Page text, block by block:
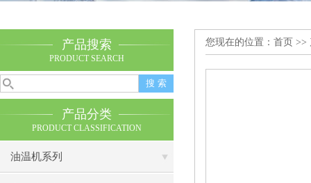
产品搜索
PRODUCT SEARCH
产品分类
PRODUCT CLASSIFICATION
油温机系列
您现在的位置： 首页 >>